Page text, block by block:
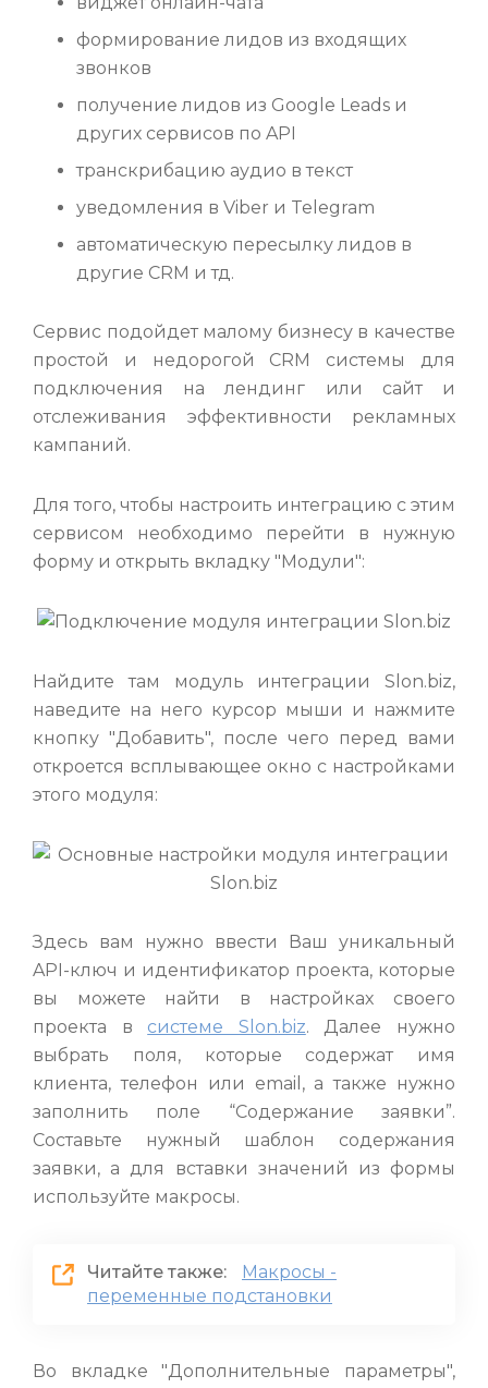
формирование лидов из входящих
звонков
получение лидов из Google Leads и
других сервисов по API
транскрибацию аудио в текст
уведомления в Viber и Telegram
автоматическую пересылку лидов в
другие CRM и тд.
Сервис подойдет малому бизнесу в качестве
простой и недорогой CRM системы для
подключения на лендинг или сайт и
отслеживания эффективности рекламных
кампаний.
Для того, чтобы настроить интеграцию с этим
сервисом необходимо перейти в нужную
форму и открыть вкладку "Модули":
Найдите там модуль интеграции Slon.biz,
наведите на него курсор мыши и нажмите
кнопку "Добавить", после чего перед вами
откроется всплывающее окно с настройками
этого модуля:
Здесь вам нужно ввести Ваш уникальный
API-ключ и идентификатор проекта, которые
вы можете найти в настройках своего
проекта в системе Slon.biz. Далее нужно
выбрать поля, которые содержат имя
клиента, телефон или email, а также нужно
заполнить поле “Содержание заявки”.
Составьте нужный шаблон содержания
заявки, а для вставки значений из формы
используйте макросы.
Читайте также:
Макросы -
переменные подстановки
Во вкладке "Дополнительные параметры",